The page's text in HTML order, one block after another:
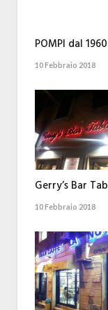
POMPI dal 1960
10 Febbraio 2018
Gerry’s Bar
10 Febbraio 2018